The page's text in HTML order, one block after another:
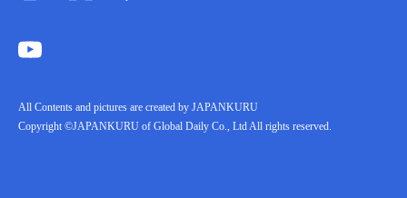
All Contents and pictures are created by JAPANKURU
Copyright ©JAPANKURU of Global Daily Co., Ltd All rights reserved.